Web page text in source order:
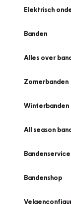
Elektrisch
Banden
Alles over
Zomerbanden
Winterbanden
All season
Bandenservice
Bandenshop